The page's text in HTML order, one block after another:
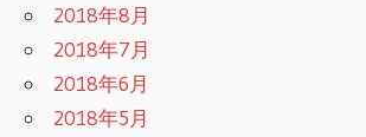
2018年8月
2018年7月
2018年6月
2018年5月